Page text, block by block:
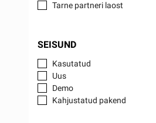
Tarne partneri laost
SEISUND
Kasutatud
Uus
Demo
Kahjustatud pakend